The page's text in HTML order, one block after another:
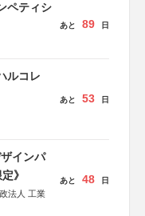
ペティシ
あと 89 日
ルコレ
あと 53 日
インパ
》
法人 工業
あと 48 日